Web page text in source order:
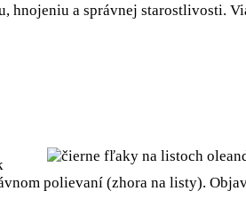
hnojeniu a správnej starostlivosti.
polievaní (zhora na listy).